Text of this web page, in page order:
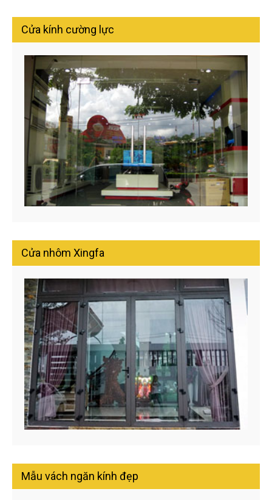
Cửa kính cường lực
Cửa nhôm Xingfa
Mẫu vách ngăn kính đẹp